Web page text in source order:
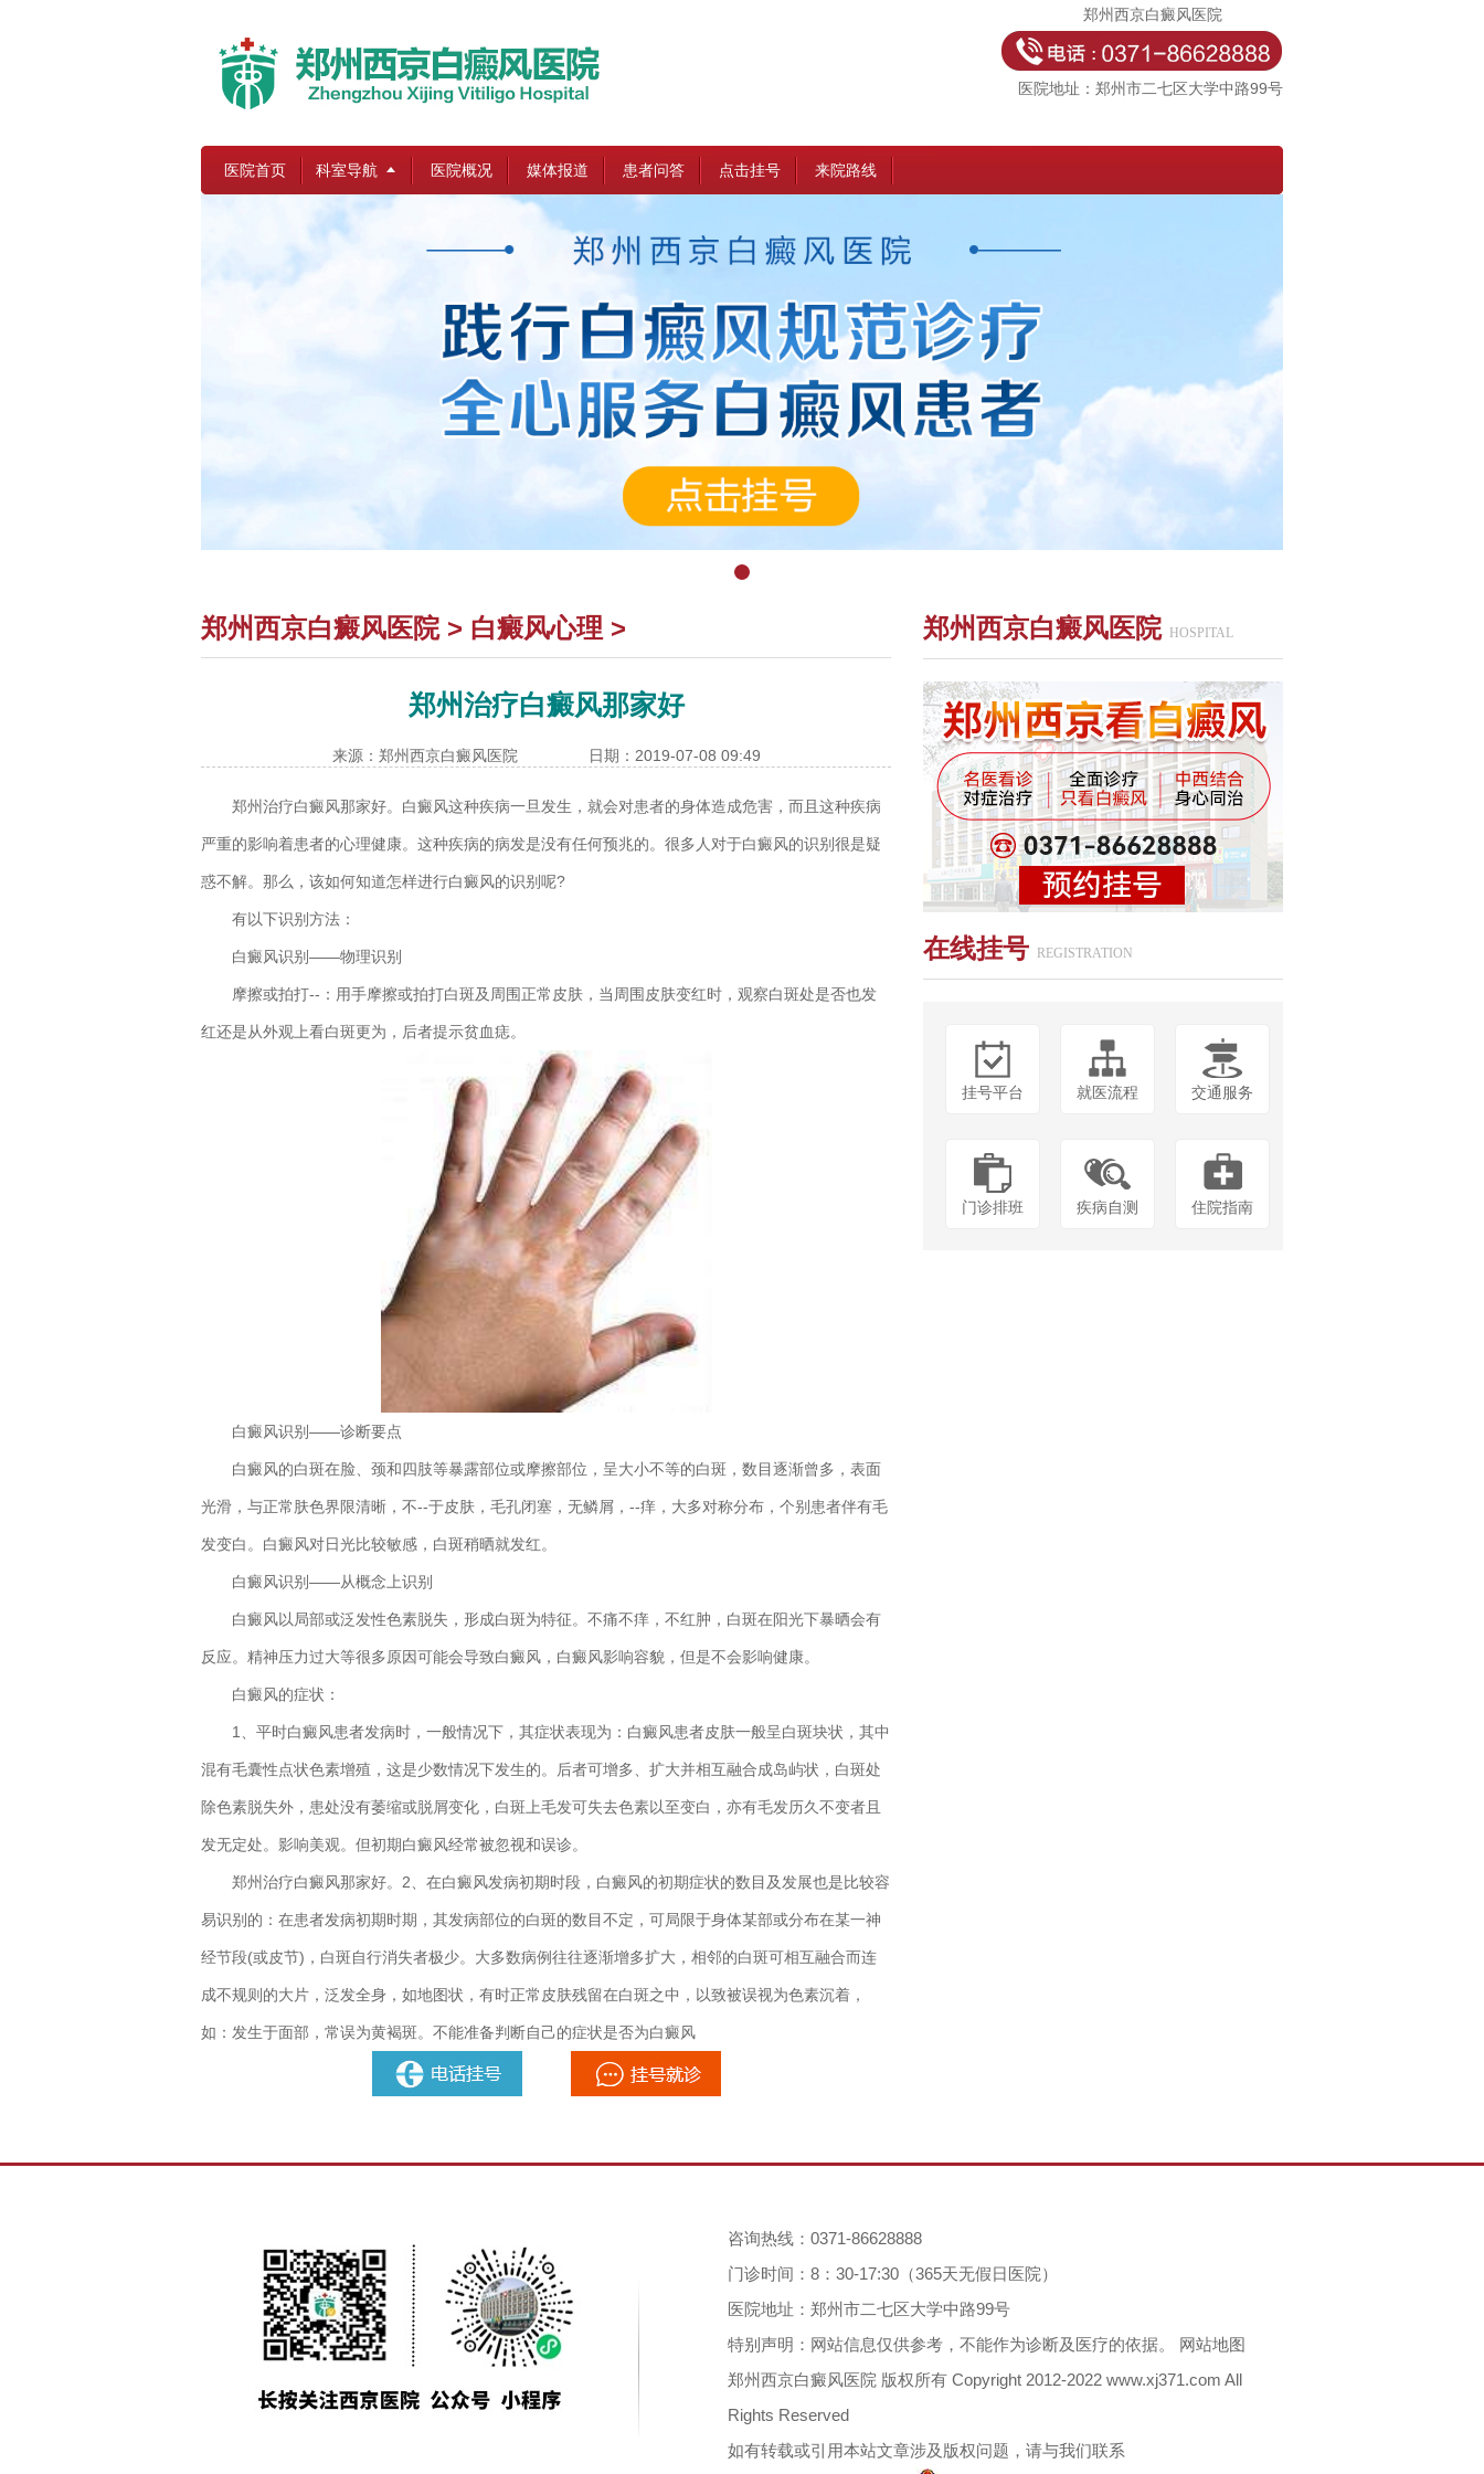
郑州西京白癜风医院
医院地址：郑州市二七区大学中路99号
医院首页 科室导航 医院概况 媒体报道 患者问答 点击挂号 来院路线
郑州西京白癜风医院> 白癜风心理 >
郑州治疗白癜风那家好
来源：郑州西京白癜风医院 日期：2019-07-08 09:49
郑州治疗白癜风那家好。白癜风这种疾病一旦发生，就会对患者的身体造成危害，而且这种疾病
严重的影响着患者的心理健康。这种疾病的病发是没有任何预兆的。很多人对于白癜风的识别很是疑
惑不解。那么，该如何知道怎样进行白癜风的识别呢?
有以下识别方法：
白癜风识别——物理识别
摩擦或拍打--：用手摩擦或拍打白斑及周围正常皮肤，当周围皮肤变红时，观察白斑处是否也发
红还是从外观上看白斑更为，后者提示贫血痣。
白癜风识别——诊断要点
白癜风的白斑在脸、颈和四肢等暴露部位或摩擦部位，呈大小不等的白斑，数目逐渐曾多，表面
光滑，与正常肤色界限清晰，不--于皮肤，毛孔闭塞，无鳞屑，--痒，大多对称分布，个别患者伴有毛
发变白。白癜风对日光比较敏感，白斑稍晒就发红。
白癜风识别——从概念上识别
白癜风以局部或泛发性色素脱失，形成白斑为特征。不痛不痒，不红肿，白斑在阳光下暴晒会有
反应。精神压力过大等很多原因可能会导致白癜风，白癜风影响容貌，但是不会影响健康。
白癜风的症状：
1、平时白癜风患者发病时，一般情况下，其症状表现为：白癜风患者皮肤一般呈白斑块状，其中
混有毛囊性点状色素增殖，这是少数情况下发生的。后者可增多、扩大并相互融合成岛屿状，白斑处
除色素脱失外，患处没有萎缩或脱屑变化，白斑上毛发可失去色素以至变白，亦有毛发历久不变者且
发无定处。影响美观。但初期白癜风经常被忽视和误诊。
郑州治疗白癜风那家好。2、在白癜风发病初期时段，白癜风的初期症状的数目及发展也是比较容
易识别的：在患者发病初期时期，其发病部位的白斑的数目不定，可局限于身体某部或分布在某一神
经节段(或皮节)，白斑自行消失者极少。大多数病例往往逐渐增多扩大，相邻的白斑可相互融合而连
成不规则的大片，泛发全身，如地图状，有时正常皮肤残留在白斑之中，以致被误视为色素沉着，
如：发生于面部，常误为黄褐斑。不能准备判断自己的症状是否为白癜风
郑州西京白癜风医院 HOSPITAL
在线挂号 REGISTRATION
挂号平台 就医流程 交通服务
门诊排班 疾病自测 住院指南
咨询热线：0371-86628888
门诊时间：8：30-17:30（365天无假日医院）
医院地址：郑州市二七区大学中路99号
特别声明：网站信息仅供参考，不能作为诊断及医疗的依据。 网站地图
郑州西京白癜风医院 版权所有 Copyright 2012-2022 www.xj371.com All
Rights Reserved
如有转载或引用本站文章涉及版权问题，请与我们联系